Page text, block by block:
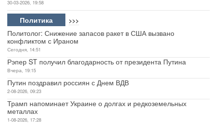
30-03-2026, 19:58
Политика >>>
Политолог: Снижение запасов ракет в США вызвано
конфликтом с Ираном
Сегодня, 14:51
Рэпер ST получил благодарность от президента Путина
Вчера, 19:15
Путин поздравил россиян с Днем ВДВ
2-08-2026, 09:23
Трамп напоминает Украине о долгах и редкоземельных
металлах
1-08-2026, 17:28